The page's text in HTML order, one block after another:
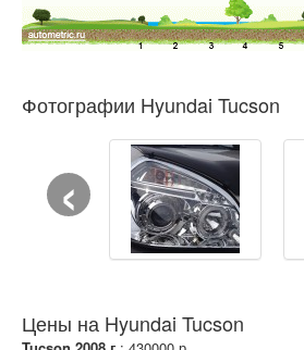
Фотографии Hyundai Tucson
‹
Цены на Hyundai Tucson